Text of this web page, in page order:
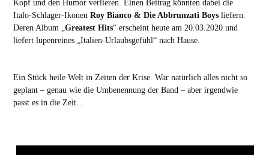
Kopf und den Humor verlieren. Einen Beitrag könnten dabei die
Italo-Schlager-Ikonen Roy Bianco & Die Abbrunzati Boysliefern.
Deren Album „ Greatest Hits“ erscheint heute am 20.03.2020 und
liefert lupenreines „Italien-Urlaubsgefühl“ nach Hause.
Ein Stück heile Welt in Zeiten der Krise. War natürlich alles nicht so
geplant – genau wie die Umbenennung der Band – aber irgendwie
passt es in die Zeit…